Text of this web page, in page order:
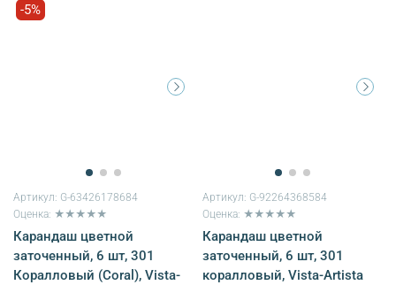
-5%
Артикул: G-63426178684
Оценка: ★★★★★
Карандаш цветной
заточенный, 6 шт, 301
Коралловый (Coral), Vista-
Артикул: G-92264368584
Оценка: ★★★★★
Карандаш цветной
заточенный, 6 шт, 301
коралловый, Vista-Artista